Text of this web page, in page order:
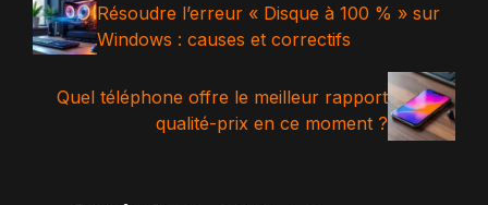
Résoudre l’erreur « Disque à 100 % » sur
Windows : causes et correctifs
Quel téléphone offre le meilleur rapport
qualité-prix en ce moment ?